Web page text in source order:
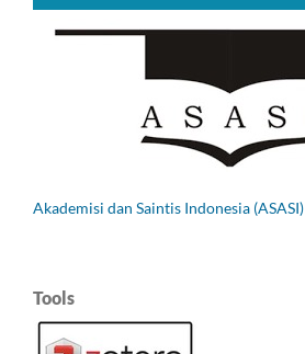
Akademisi dan Saintis Indonesia (ASASI)
Tools